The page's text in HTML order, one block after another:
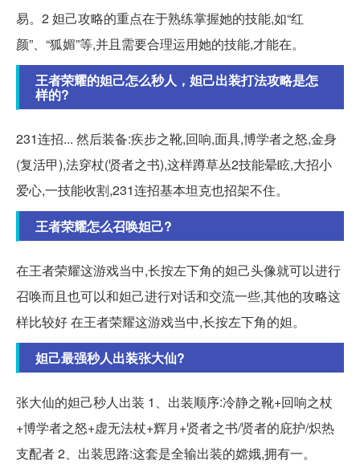
易。2 妲己攻略的重点在于熟练掌握她的技能,如“红
颜”、“狐媚”等,并且需要合理运用她的技能,才能在。
王者荣耀的妲己怎么秒人，妲己出装打法攻略是怎
样的?
231连招... 然后装备:疾步之靴,回响,面具,博学者之怒,金身
(复活甲),法穿杖(贤者之书),这样蹲草丛2技能晕眩,大招小
爱心,一技能收割,231连招基本坦克也招架不住。
王者荣耀怎么召唤妲己?
在王者荣耀这游戏当中,长按左下角的妲己头像就可以进行
召唤而且也可以和妲己进行对话和交流一些,其他的攻略这
样比较好 在王者荣耀这游戏当中,长按左下角的妲。
妲己最强秒人出装张大仙?
张大仙的妲己秒人出装 1、出装顺序:冷静之靴+回响之杖
+博学者之怒+虚无法杖+辉月+贤者之书/贤者的庇护/炽热
支配者 2、出装思路:这套是全输出装的嫦娥,拥有一。